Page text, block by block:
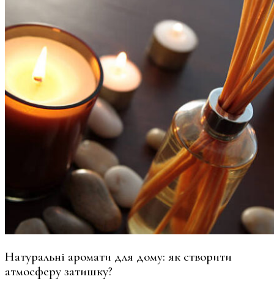
Натуральні аромати для дому: як створити
атмосферу затишку?